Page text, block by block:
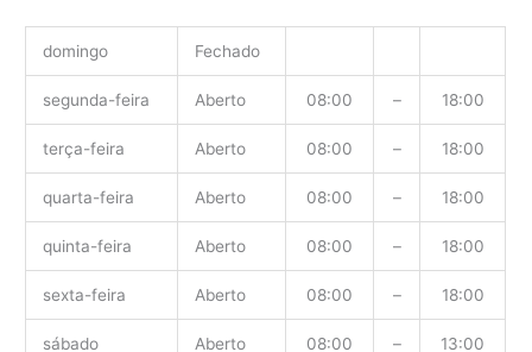
domingo Fechado
segunda-feira Aberto 08:00 – 18:00
terça-feira Aberto 08:00 – 18:00
quarta-feira Aberto 08:00 – 18:00
quinta-feira Aberto 08:00 – 18:00
sexta-feira Aberto 08:00 – 18:00
sábado Aberto 08:00 – 13:00